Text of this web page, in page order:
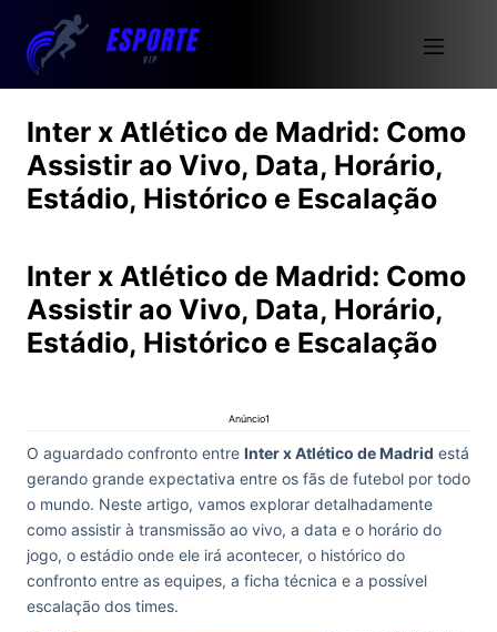
Inter x Atlético de Madrid: Como
Assistir ao Vivo, Data, Horário,
Estádio, Histórico e Escalação
Inter x Atlético de Madrid: Como
Assistir ao Vivo, Data, Horário,
Estádio, Histórico e Escalação
Anúncio1
O aguardado confronto entre Inter x Atlético de Madrid está
gerando grande expectativa entre os fãs de futebol por todo
o mundo. Neste artigo, vamos explorar detalhadamente
como assistir à transmissão ao vivo, a data e o horário do
jogo, o estádio onde ele irá acontecer, o histórico do
confronto entre as equipes, a ficha técnica e a possível
escalação dos times.